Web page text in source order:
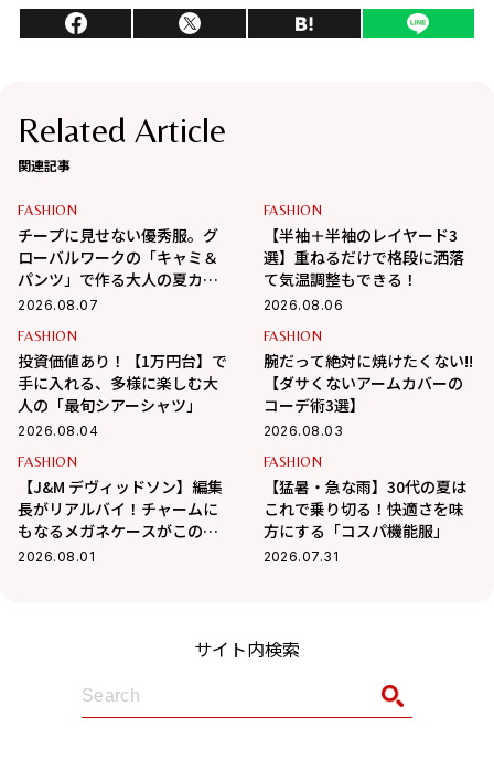
Related Article
関連記事
FASHION
チープに見せない優秀服。グ
ローバルワークの「キャミ＆
パンツ」で作る大人の夏カジ
ュアル
2026.08.07
FASHION
【半袖＋半袖のレイヤード3
選】重ねるだけで格段に洒落
て気温調整もできる！
2026.08.06
FASHION
投資価値あり！【1万円台】で
手に入れる、多様に楽しむ大
人の「最旬シアーシャツ」
2026.08.04
FASHION
腕だって絶対に焼けたくない!!
【ダサくないアームカバーの
コーデ術3選】
2026.08.03
FASHION
【J&M デヴィッドソン】編集
長がリアルバイ！チャームに
もなるメガネケースがこの夏
大活躍の予感
2026.08.01
FASHION
【猛暑・急な雨】30代の夏は
これで乗り切る！快適さを味
方にする「コスパ機能服」
2026.07.31
サイト内検索